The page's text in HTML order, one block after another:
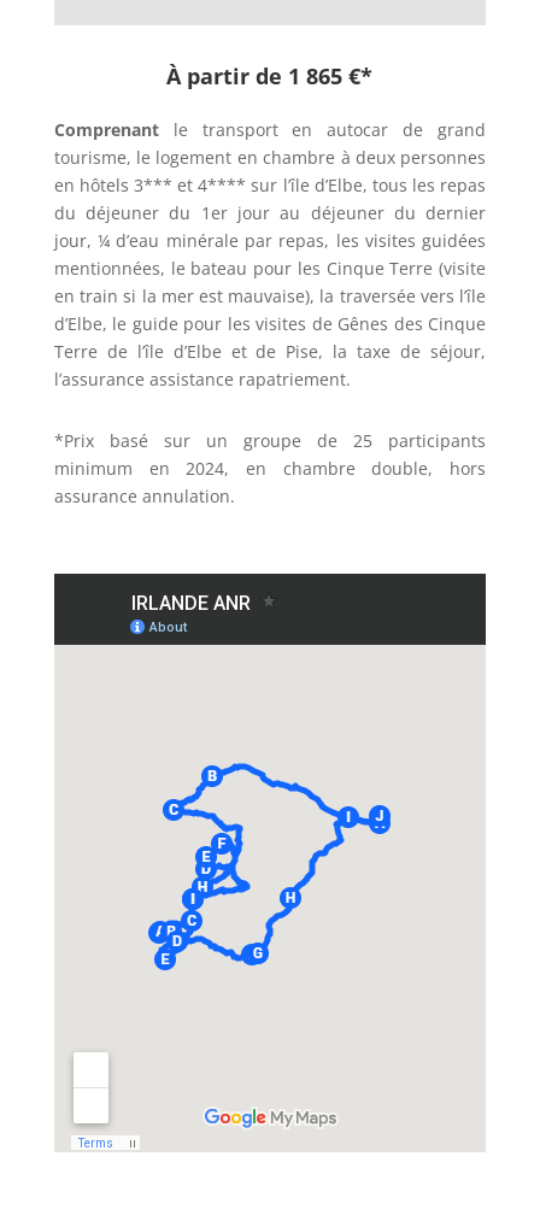
À partir de 1 865 €*
Comprenantle transport en autocar de grand
tourisme, le logement en chambre à deux personnes
en hôtels 3*** et 4**** sur l’île d’Elbe, tous les repas
du déjeuner du 1erjour au déjeuner du dernier
jour, ¼ d’eau minérale par repas, les visites guidées
mentionnées, le bateau pour les Cinque Terre (visite
en train si la mer est mauvaise), la traversée vers l’île
d’Elbe, le guide pour les visites de Gênes des Cinque
Terre de l’île d’Elbe et de Pise, la taxe de séjour,
l’assurance assistance rapatriement.
*Prix basé sur un groupe de 25 participants
minimum en 2024, en chambre double, hors
assurance annulation.